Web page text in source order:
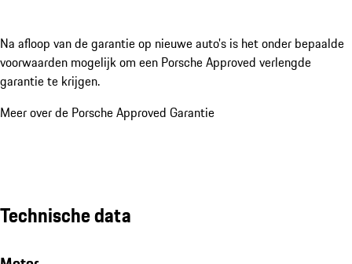
Na afloop van de garantie op nieuwe auto's is het onder bepaalde
voorwaarden mogelijk om een Porsche Approved verlengde
garantie te krijgen.
Meer over de Porsche Approved Garantie
Technische data